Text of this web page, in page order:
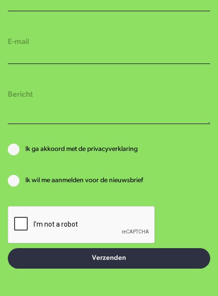
Ik ga akkoord met de privacyverklaring
Ik wil me aanmelden voor de nieuwsbrief